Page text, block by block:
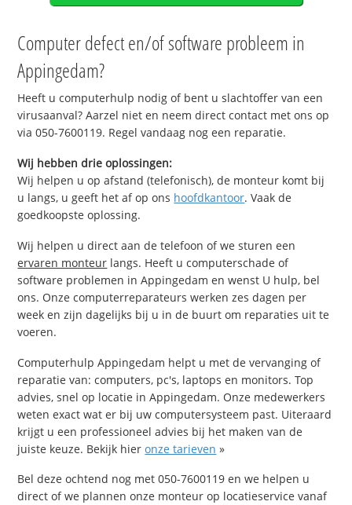
Computer defect en/of software probleem in
Appingedam?
Heeft u computerhulp nodig of bent u slachtoffer van een
virusaanval? Aarzel niet en neem direct contact met ons op
via 050-7600119. Regel vandaag nog een reparatie.
Wij hebben drie oplossingen:
Wij helpen u op afstand (telefonisch), de monteur komt bij
u langs, u geeft het af op ons hoofdkantoor. Vaak de
goedkoopste oplossing.
Wij helpen u direct aan de telefoon of we sturen een
ervaren monteur langs. Heeft u computerschade of
software problemen in Appingedam en wenst U hulp, bel
ons. Onze computerreparateurs werken zes dagen per
week en zijn dagelijks bij u in de buurt om reparaties uit te
voeren.
Computerhulp Appingedam helpt u met de vervanging of
reparatie van: computers, pc's, laptops en monitors. Top
advies, snel op locatie in Appingedam. Onze medewerkers
weten exact wat er bij uw computersysteem past. Uiteraard
krijgt u een professioneel advies bij het maken van de
juiste keuze. Bekijk hieronze tarieven »
Bel deze ochtend nog met 050-7600119 en we helpen u
direct of we plannen onze monteur op locatieservice vanaf